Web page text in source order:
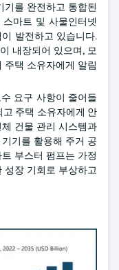
기를 완전하고 통합된
마트 및 사물인터넷
발전하고 있습니다.
내장되어 있으며, 모
주택 소유자에게 알림
요구 사항이 줄어들
주택 소유자에게 안
건물 관리 시스템과
기를 활용해 주거 공
부스터 펌프는 가정
성장 기회로 부상하고